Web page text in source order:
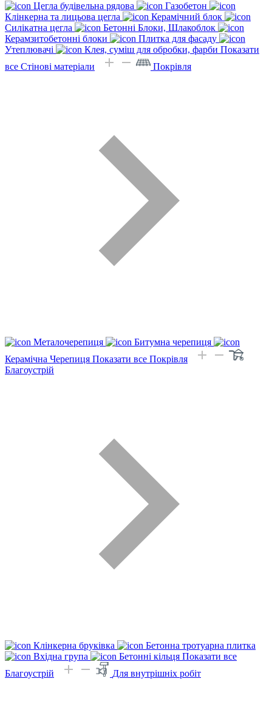
Цегла будівельна рядова
Газобетон
Клінкерна та лицьова цегла
Керамічний блок
Силікатна цегла
Бетонні Блоки, Шлакоблок
Керамзитобетонні блоки
Плитка для фасаду
Утеплювачі
Клея, суміш для обробки, фарби Показати
все Стінові матеріали
Покрівля
Металочерепиця
Битумна черепиця
Керамічна Черепиця Показати все Покрівля
Благоустрій
Клінкерна бруківка
Бетонна тротуарна плитка
Вхідна група
Бетонні кільця Показати все
Благоустрій
Для внутрішніх робіт